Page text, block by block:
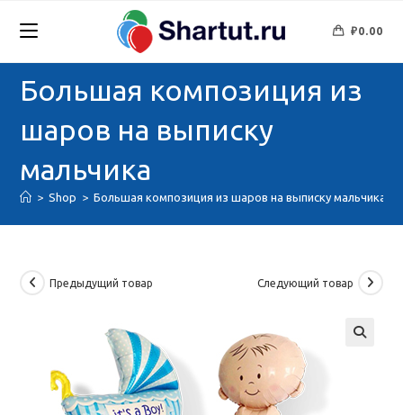
₽0.00
Большая композиция из
шаров на выписку
мальчика
> Shop > Большая композиция из шаров на выписку мальчика
Предыдущий товар Следующий товар